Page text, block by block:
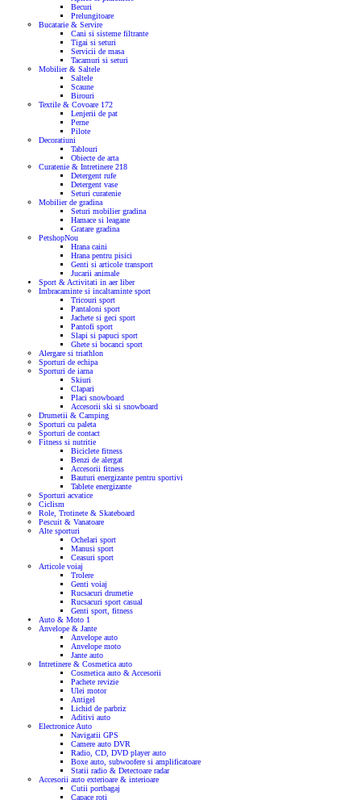
Becuri
Prelungitoare
Bucatarie & Servire
Cani si sisteme filtrante
Tigai si seturi
Servicii de masa
Tacamuri si seturi
Mobilier & Saltele
Saltele
Scaune
Birouri
Textile & Covoare 172
Lenjerii de pat
Perne
Pilote
Decoratiuni
Tablouri
Obiecte de arta
Curatenie & Intretinere 218
Detergent rufe
Detergent vase
Seturi curatenie
Mobilier de gradina
Seturi mobilier gradina
Hamace si leagane
Gratare gradina
PetshopNou
Hrana caini
Hrana pentru pisici
Genti si articole transport
Jucarii animale
Sport & Activitati in aer liber
Imbracaminte si incaltaminte sport
Tricouri sport
Pantaloni sport
Jachete si geci sport
Pantofi sport
Slapi si papuci sport
Ghete si bocanci sport
Alergare si triathlon
Sporturi de echipa
Sporturi de iarna
Skiuri
Clapari
Placi snowboard
Accesorii ski si snowboard
Drumetii & Camping
Sporturi cu paleta
Sporturi de contact
Fitness si nutritie
Biciclete fitness
Benzi de alergat
Accesorii fitness
Bauturi energizante pentru sportivi
Tablete energizante
Sporturi acvatice
Ciclism
Role, Trotinete & Skateboard
Pescuit & Vanatoare
Alte sporturi
Ochelari sport
Manusi sport
Ceasuri sport
Articole voiaj
Trolere
Genti voiaj
Rucsacuri drumetie
Rucsacuri sport casual
Genti sport, fitness
Auto & Moto 1
Anvelope & Jante
Anvelope auto
Anvelope moto
Jante auto
Intretinere & Cosmetica auto
Cosmetica auto & Accesorii
Pachete revizie
Ulei motor
Antigel
Lichid de parbriz
Aditivi auto
Electronice Auto
Navigatii GPS
Camere auto DVR
Radio, CD, DVD player auto
Boxe auto, subwoofere si amplificatoare
Statii radio & Detectoare radar
Accesorii auto exterioare & interioare
Cutii portbagaj
Capace roti